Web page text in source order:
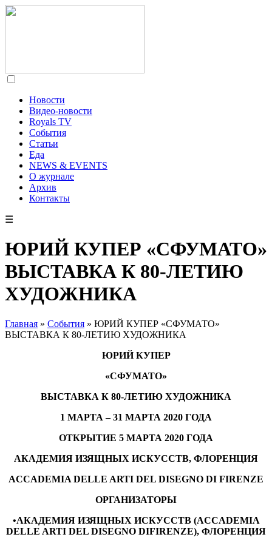
Новости
Видео-новости
Royals TV
События
Статьи
Еда
NEWS & EVENTS
О журнале
Архив
Контакты
☰
ЮРИЙ КУПЕР «СФУМАТО»
ВЫСТАВКА К 80-ЛЕТИЮ
ХУДОЖНИКА
Главная » События » ЮРИЙ КУПЕР «СФУМАТО»
ВЫСТАВКА К 80-ЛЕТИЮ ХУДОЖНИКА
ЮРИЙ КУПЕР
«СФУМАТО»
ВЫСТАВКА К 80-ЛЕТИЮ ХУДОЖНИКА
1 МАРТА – 31 МАРТА 2020 ГОДА
ОТКРЫТИЕ 5 МАРТА 2020 ГОДА
АКАДЕМИЯ ИЗЯЩНЫХ ИСКУССТВ, ФЛОРЕНЦИЯ
ACCADEMIA DELLE ARTI DEL DISEGNO DI FIRENZE
ОРГАНИЗАТОРЫ
•АКАДЕМИЯ ИЗЯЩНЫХ ИСКУССТВ (ACCADEMIA
DELLE ARTI DEL DISEGNO DIFIRENZE), ФЛОРЕНЦИЯ